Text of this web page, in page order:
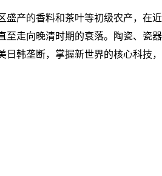
盛产的香料和茶叶等初级农产，在
至走向晚清时期的衰落。陶瓷、瓷
日韩垄断，掌握新世界的核心科技，
公司曝光！ “世界五百强位列第一”